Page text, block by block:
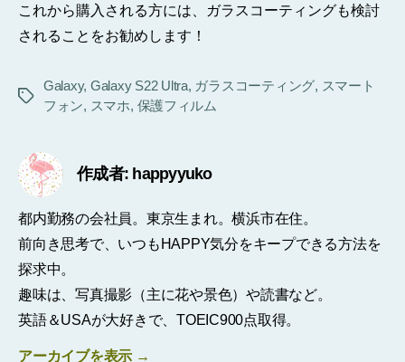
これから購入される方には、ガラスコーティングも検討
されることをお勧めします！
タ
Galaxy, Galaxy S22 Ultra, ガラスコーティング, スマート
フォン, スマホ, 保護フィルム
作成者: happyyuko
都内勤務の会社員。東京生まれ。横浜市在住。
前向き思考で、いつもHAPPY気分をキープできる方法を
探求中。
趣味は、写真撮影（主に花や景色）や読書など。
英語＆USAが大好きで、TOEIC900点取得。
アーカイブを表示 →